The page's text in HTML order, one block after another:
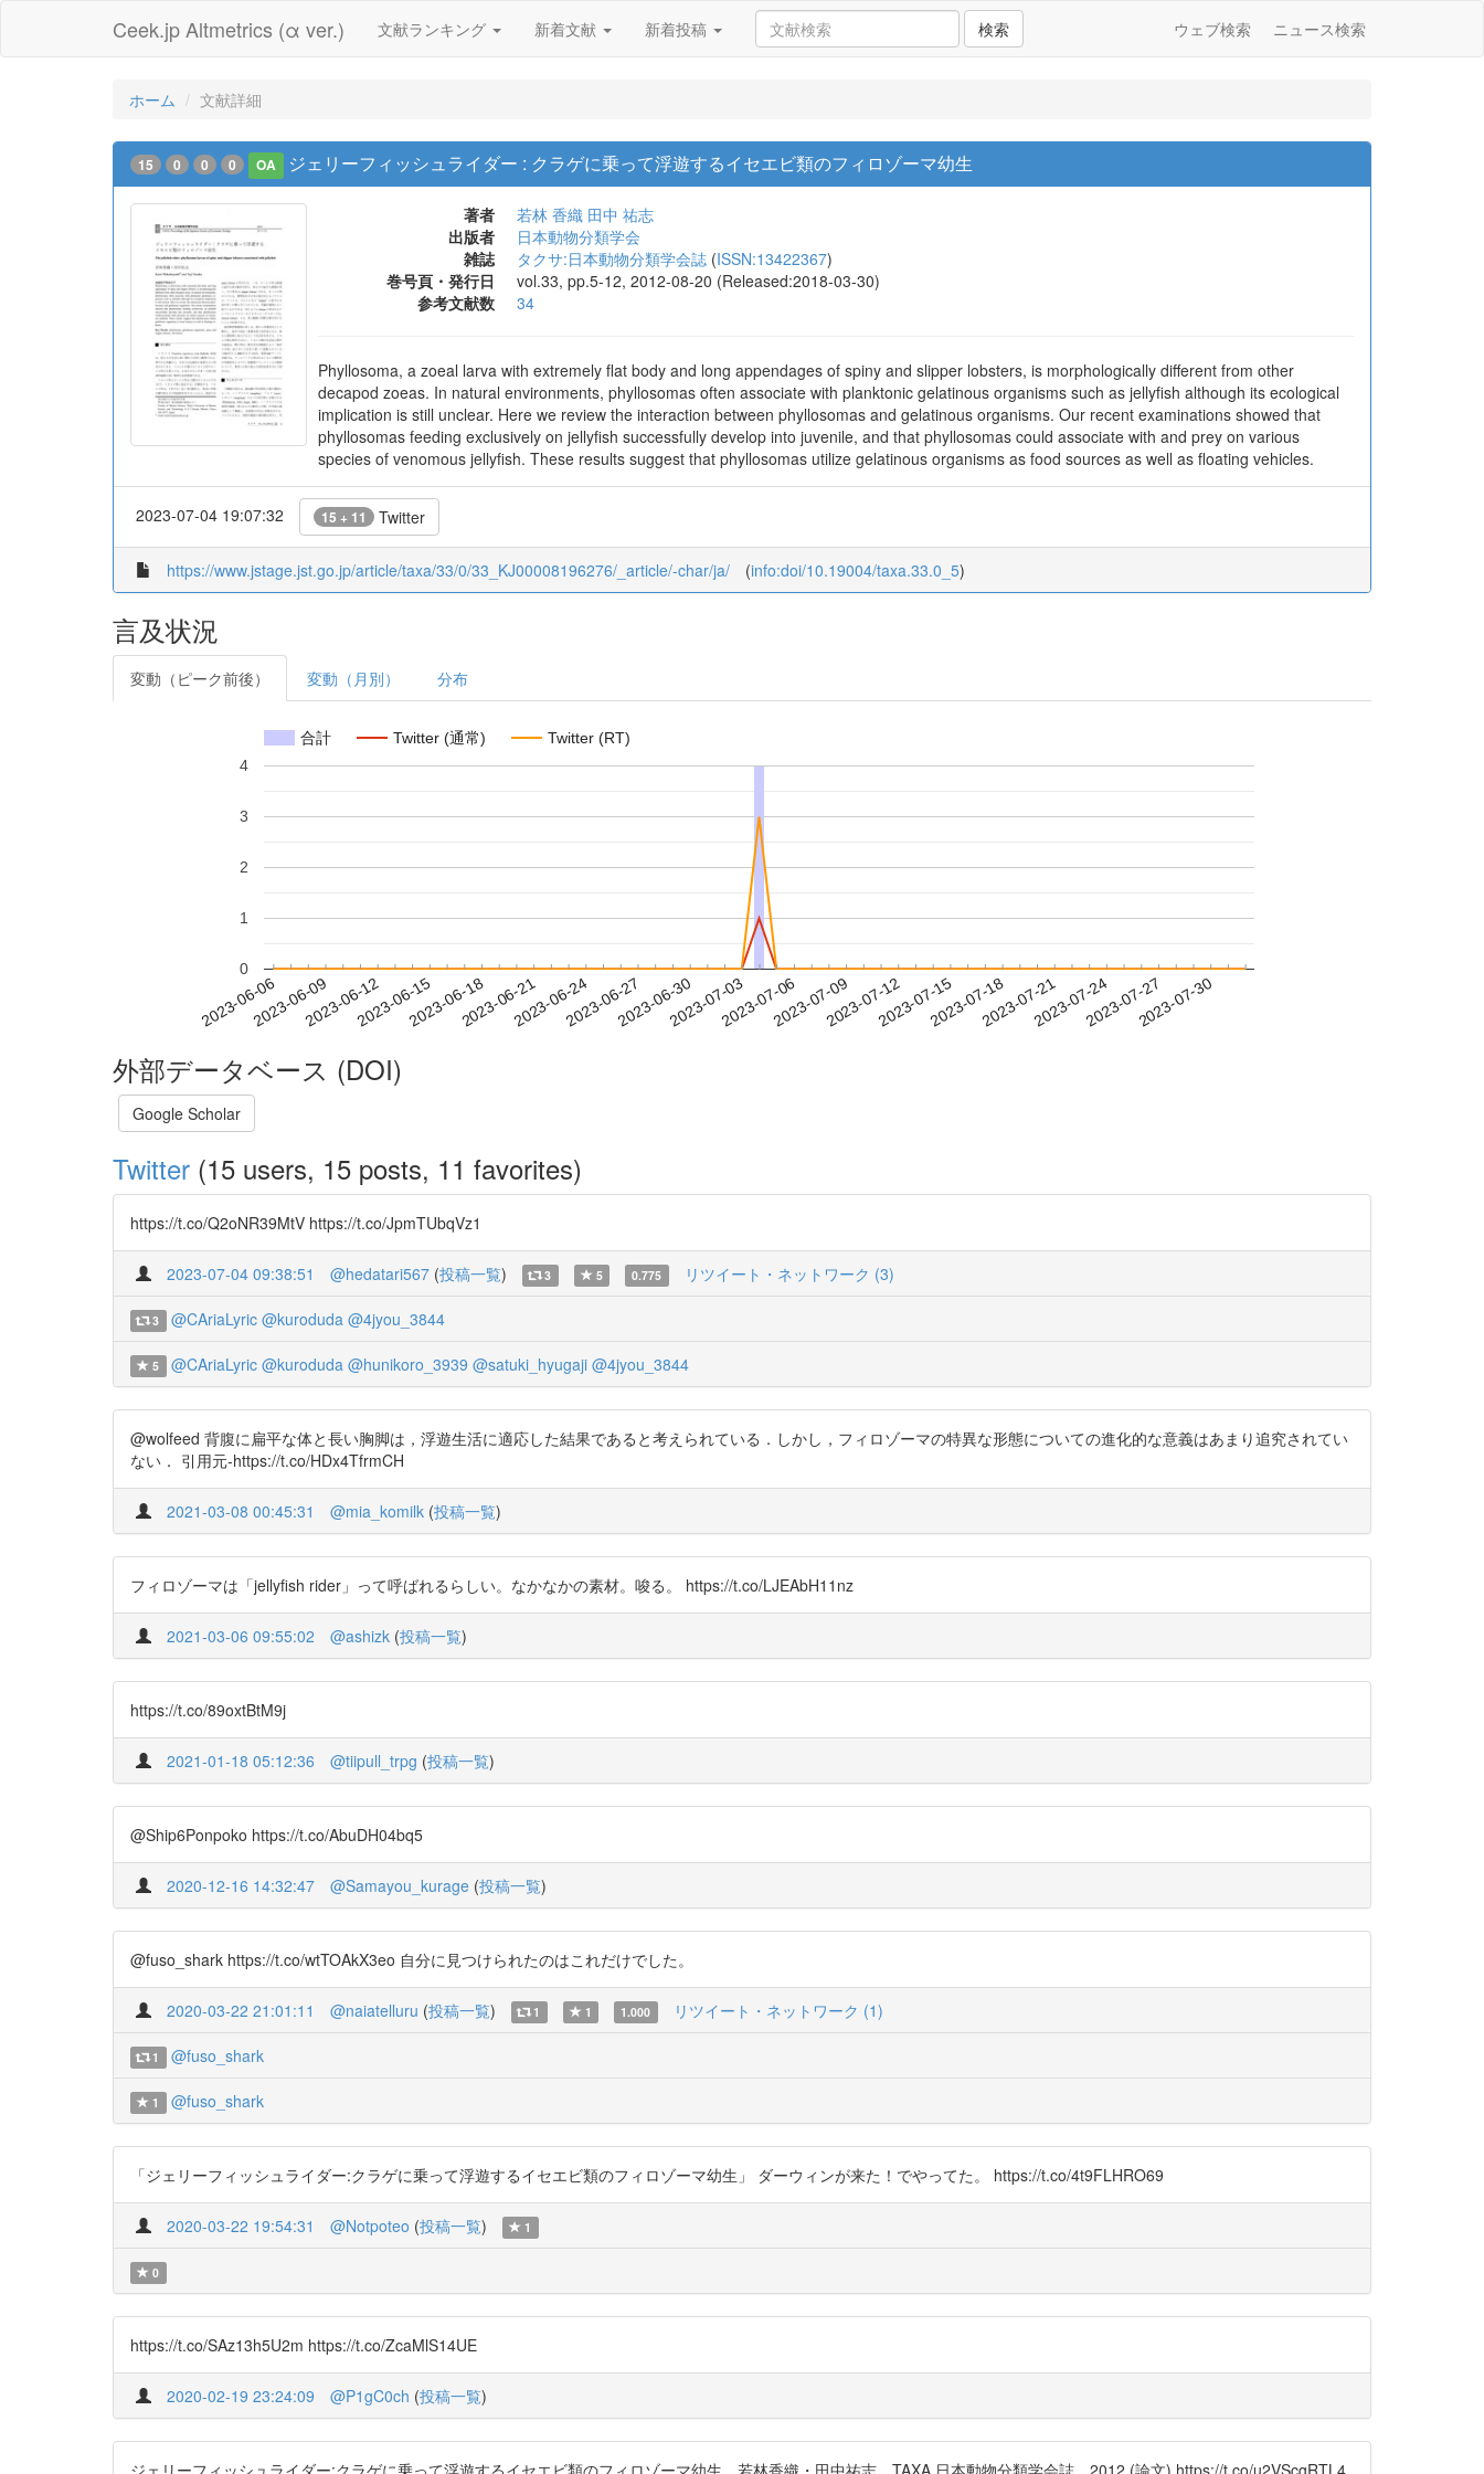
Ceek.jp Altmetrics (α ver.) 文献ランキング 新着文献 新着投稿 検索 ウェブ検索 ニュース検索
ホーム 文献詳細
15 0 0 0 OA ジェリーフィッシュライダー : クラゲに乗って浮遊するイセエビ類のフィロゾーマ幼生
著者 若林 香織 田中 祐志
出版者
日本動物分類学会
雑誌
タクサ:日本動物分類学会誌 (ISSN:13422367)
巻号頁・発行日
vol.33, pp.5-12, 2012-08-20 (Released:2018-03-30)
参考文献数
34
Phyllosoma, a zoeal larva with extremely flat body and long appendages of spiny and slipper lobsters, is morphologically different from other
decapod zoeas. In natural environments, phyllosomas often associate with planktonic gelatinous organisms such as jellyfish although its ecological
implication is still unclear. Here we review the interaction between phyllosomas and gelatinous organisms. Our recent examinations showed that
phyllosomas feeding exclusively on jellyfish successfully develop into juvenile, and that phyllosomas could associate with and prey on various
species of venomous jellyfish. These results suggest that phyllosomas utilize gelatinous organisms as food sources as well as floating vehicles.
2023-07-04 19:07:32 15 + 11 Twitter
https://www.jstage.jst.go.jp/article/taxa/33/0/33_KJ00008196276/_article/-char/ja/ (info:doi/10.19004/taxa.33.0_5)
言及状況
変動（ピーク前後） 変動（月別） 分布
合計 Twitter (通常) Twitter (RT)
2023-06-062023-06-092023-06-122023-06-152023-06-182023-06-212023-06-242023-06-272023-06-302023-07-032023-07-062023-07-092023-07-122023-07-152023-07-182023-07-212023-07-242023-07-272023-07-30
0
1
2
3
4
外部データベース (DOI)
Google Scholar
Twitter (15 users, 15 posts, 11 favorites)
https://t.co/Q2oNR39MtV https://t.co/JpmTUbqVz1
2023-07-04 09:38:51 @hedatari567 (投稿一覧) 3 5 0.775 リツイート・ネットワーク (3)
3 @CAriaLyric @kuroduda @4jyou_3844
5 @CAriaLyric @kuroduda @hunikoro_3939 @satuki_hyugaji @4jyou_3844
@wolfeed 背腹に扁平な体と長い胸脚は，浮遊生活に適応した結果であると考えられている．しかし，フィロゾーマの特異な形態についての進化的な意義はあまり追究されてい
ない． 引用元-https://t.co/HDx4TfrmCH
2021-03-08 00:45:31 @mia_komilk (投稿一覧)
フィロゾーマは「jellyfish rider」って呼ばれるらしい。なかなかの素材。唆る。 https://t.co/LJEAbH11nz
2021-03-06 09:55:02 @ashizk (投稿一覧)
https://t.co/89oxtBtM9j
2021-01-18 05:12:36 @tiipull_trpg (投稿一覧)
@Ship6Ponpoko https://t.co/AbuDH04bq5
2020-12-16 14:32:47 @Samayou_kurage (投稿一覧)
@fuso_shark https://t.co/wtTOAkX3eo 自分に見つけられたのはこれだけでした。
2020-03-22 21:01:11 @naiatelluru (投稿一覧) 1 1 1.000 リツイート・ネットワーク (1)
1 @fuso_shark
1 @fuso_shark
「ジェリーフィッシュライダー:クラゲに乗って浮遊するイセエビ類のフィロゾーマ幼生」 ダーウィンが来た！でやってた。 https://t.co/4t9FLHRO69
2020-03-22 19:54:31 @Notpoteo (投稿一覧) 1
0
https://t.co/SAz13h5U2m https://t.co/ZcaMlS14UE
2020-02-19 23:24:09 @P1gC0ch (投稿一覧)
ジェリーフィッシュライダー:クラゲに乗って浮遊するイセエビ類のフィロゾーマ幼生，若林香織・田中祐志，TAXA 日本動物分類学会誌，2012 (論文) https://t.co/u2VScgRTL4